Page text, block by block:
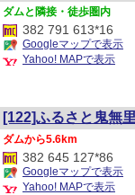
隣接・徒歩圏内
382 791 613*16
Googleマップで表示
Yahoo! MAPで表示
[122]ふるさと鬼無
5.6km
382 645 127*86
Googleマップで表示
Yahoo! MAPで表示